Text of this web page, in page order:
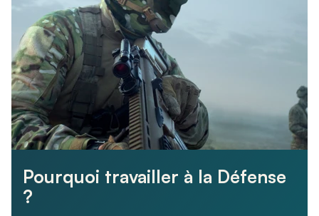
Pourquoi travailler à la Défense
?